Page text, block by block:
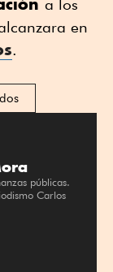
a los
en
.
públicas.
Carlos